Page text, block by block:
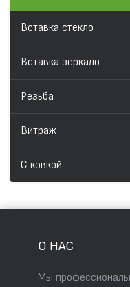
Вставка стекло
Вставка зеркало
Резьба
Витраж
С ковкой
О НАС
Мы